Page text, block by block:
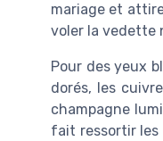
mariage et
voler la vedette
Pour des yeux
dorés, les
champagne
fait ressortir les